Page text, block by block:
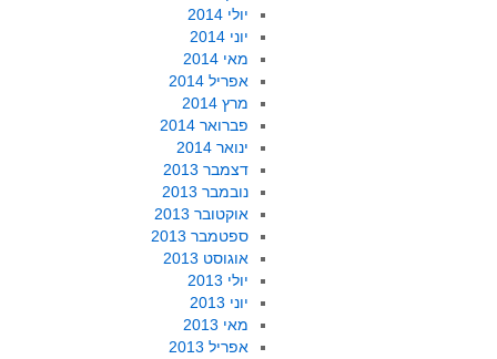
יולי 2014
יוני 2014
מאי 2014
אפריל 2014
מרץ 2014
פברואר 2014
ינואר 2014
דצמבר 2013
נובמבר 2013
אוקטובר 2013
ספטמבר 2013
אוגוסט 2013
יולי 2013
יוני 2013
מאי 2013
אפריל 2013